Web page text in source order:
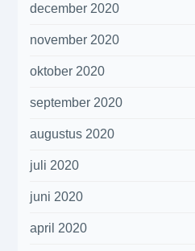
december 2020
november 2020
oktober 2020
september 2020
augustus 2020
juli 2020
juni 2020
april 2020